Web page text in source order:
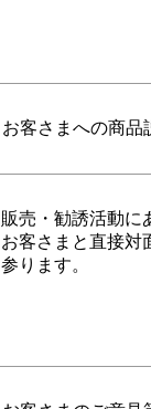
お客さまへの商品
販売・勧誘活動に
お客さまと直接対
参ります。